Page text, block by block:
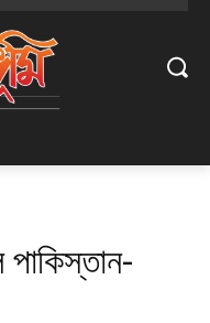
পাকিস্তান-